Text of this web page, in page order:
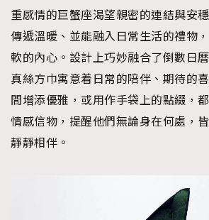
重感情的巨蟹座渴望親密的連結與安
傳遞溫暖、並能融入日常生活的禮物
軟的內心。設計上巧妙融合了倒數日
真絲方巾寓意着日常的陪伴、期待的
間增添優雅，或用作手袋上的點綴，
情感信物，提醒他們無論身在何處，
靜靜相伴。